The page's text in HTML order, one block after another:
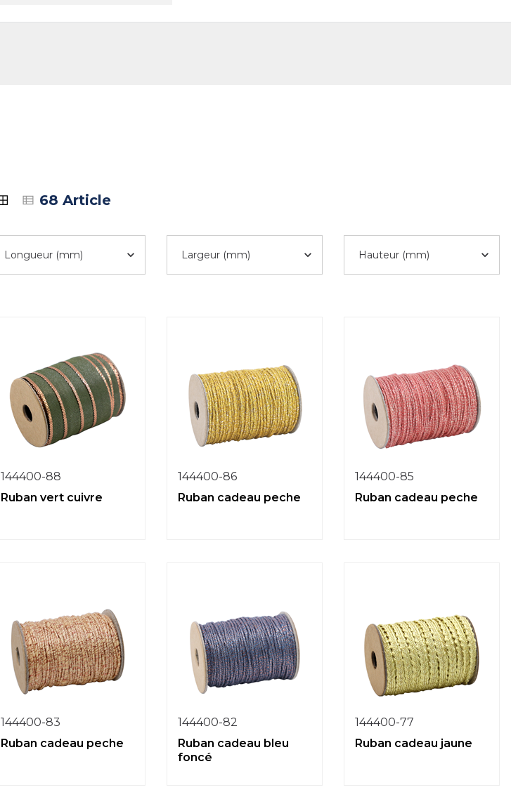
68 Article
Longueur (mm) Largeur (mm) Hauteur (mm)
144400-88
Ruban vert cuivre
144400-86
Ruban cadeau peche
144400-85
Ruban cadeau peche
144400-83
Ruban cadeau peche
144400-82
Ruban cadeau bleu
foncé
144400-77
Ruban cadeau jaune